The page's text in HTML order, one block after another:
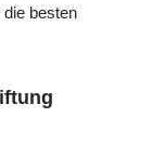
besten